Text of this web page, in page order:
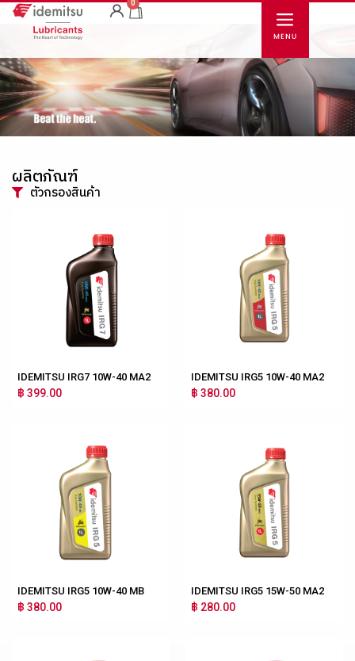
0
ผลิตภัณฑ์
ตัวกรองสินค้า
IDEMITSU IRG7 10W-40 MA2
฿ 399.00
IDEMITSU IRG5 10W-40 MA2
฿ 380.00
IDEMITSU IRG5 10W-40 MB
฿ 380.00
IDEMITSU IRG5 15W-50 MA2
฿ 280.00